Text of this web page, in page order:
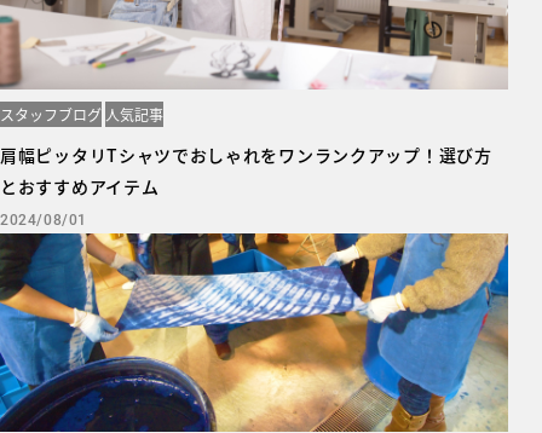
スタッフブログ 人気記事
肩幅ピッタリTシャツでおしゃれをワンランクアップ！選び方
とおすすめアイテム
2024/08/01